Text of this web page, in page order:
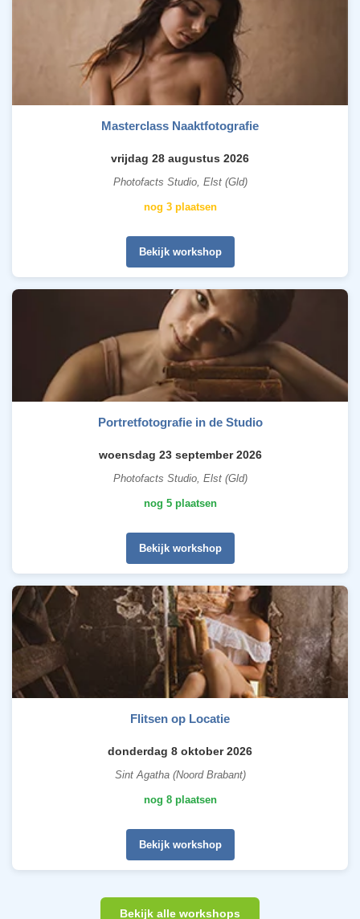
Masterclass Naaktfotografie
vrijdag 28 augustus 2026
Photofacts Studio, Elst (Gld)
nog 3 plaatsen
Bekijk workshop
Portretfotografie in de Studio
woensdag 23 september 2026
Photofacts Studio, Elst (Gld)
nog 5 plaatsen
Bekijk workshop
Flitsen op Locatie
donderdag 8 oktober 2026
Sint Agatha (Noord Brabant)
nog 8 plaatsen
Bekijk workshop
Bekijk alle workshops